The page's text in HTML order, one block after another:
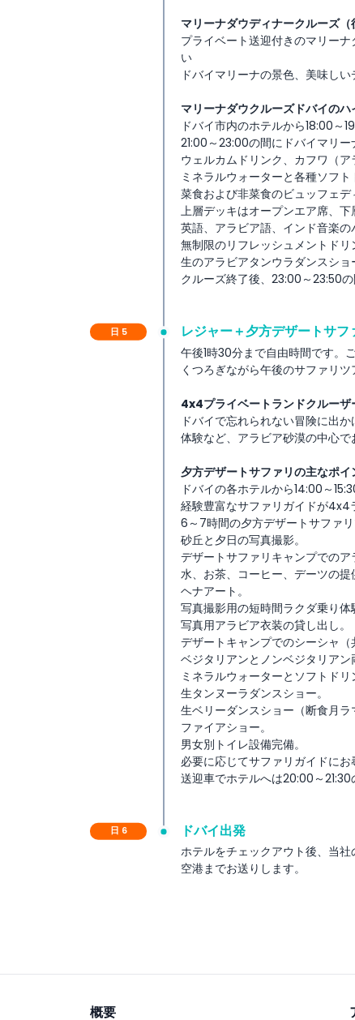
マリーナダウディナークルーズ（
プライベート送迎付きのマリー
い
ドバイマリーナの景色、美味し
マリーナダウクルーズドバイのハ
ドバイ市内のホテルから18:00～
21:00～23:00の間にドバイマリー
ウェルカムドリンク、カフワ（
ミネラルウォーターと各種ソフト
菜食および非菜食のビュッフェデ
上層デッキはオープンエア席、下
英語、アラビア語、インド音楽の
無制限のリフレッシュメントドリ
生のアラビアタンウラダンスショ
クルーズ終了後、23:00～23:50
日 5 レジャー＋夕方デザートサ
午後1時30分まで自由時間です。
くつろぎながら午後のサファリ
4x4プライベートランドクルーザ
ドバイで忘れられない冒険に出
体験など、アラビア砂漠の中心で
夕方デザートサファリの主なポイ
ドバイの各ホテルから14:00～
経験豊富なサファリガイドが4x4
6～7時間の夕方デザートサファリ
砂丘と夕日の写真撮影。
デザートサファリキャンプでのア
水、お茶、コーヒー、デーツの提
ヘナアート。
写真撮影用の短時間ラクダ乗り体
写真用アラビア衣装の貸し出し。
デザートキャンプでのシーシャ（
ベジタリアンとノンベジタリアン
ミネラルウォーターとソフトドリ
生タンヌーラダンスショー。
生ベリーダンスショー（断食月ラ
ファイアショー。
男女別トイレ設備完備。
必要に応じてサファリガイドにお
送迎車でホテルへは20:00～21:30
日 6 ドバイ出発
ホテルをチェックアウト後、当
空港までお送りします。
概要